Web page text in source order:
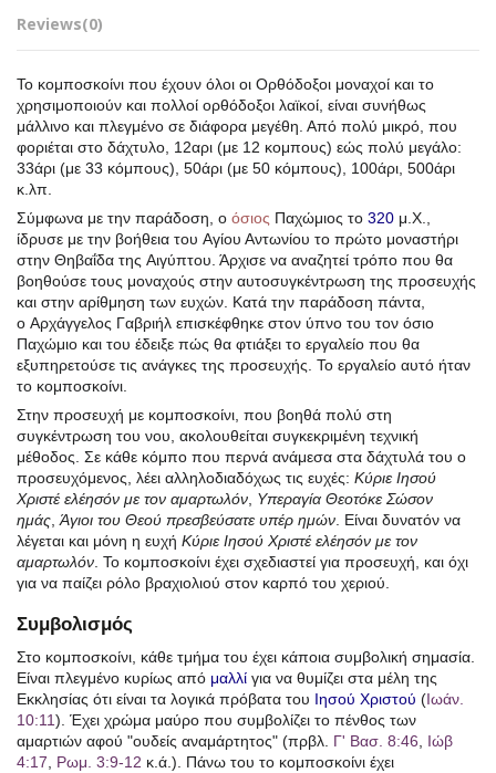
Reviews(0)
Το κομποσκοίνι που έχουν όλοι οι Ορθόδοξοι μοναχοί και το
χρησιμοποιούν και πολλοί ορθόδοξοι λαϊκοί, είναι συνήθως
μάλλινο και πλεγμένο σε διάφορα μεγέθη. Από πολύ μικρό, που
φοριέται στο δάχτυλο, 12αρι (με 12 κομπους) εώς πολύ μεγάλο:
33άρι (με 33 κόμπους), 50άρι (με 50 κόμπους), 100άρι, 500άρι
κ.λπ.
Σύμφωνα με την παράδοση, ο όσιος Παχώμιος το 320 μ.Χ.,
ίδρυσε με την βοήθεια του Αγίου Αντωνίου το πρώτο μοναστήρι
στην Θηβαΐδα της Αιγύπτου. Άρχισε να αναζητεί τρόπο που θα
βοηθούσε τους μοναχούς στην αυτοσυγκέντρωση της προσευχής
και στην αρίθμηση των ευχών. Κατά την παράδοση πάντα,
ο Αρχάγγελος Γαβριήλ επισκέφθηκε στον ύπνο του τον όσιο
Παχώμιο και του έδειξε πώς θα φτιάξει το εργαλείο που θα
εξυπηρετούσε τις ανάγκες της προσευχής. Το εργαλείο αυτό ήταν
το κομποσκοίνι.
Στην προσευχή με κομποσκοίνι, που βοηθά πολύ στη
συγκέντρωση του νου, ακολουθείται συγκεκριμένη τεχνική
μέθοδος. Σε κάθε κόμπο που περνά ανάμεσα στα δάχτυλά του ο
προσευχόμενος, λέει αλληλοδιαδόχως τις ευχές: Κύριε Ιησού
Χριστέ ελέησόν με τον αμαρτωλόν Υπεραγία Θεοτόκε Σώσον
ημάς Άγιοι του Θεού πρεσβεύσατε υπέρ ημών . Είναι δυνατόν να
λέγεται και μόνη η ευχή Κύριε Ιησού Χριστέ ελέησόν με τον
αμαρτωλόν . Το κομποσκοίνι έχει σχεδιαστεί για προσευχή, και όχι
για να παίζει ρόλο βραχιολιού στον καρπό του χεριού.
Συμβολισμός
Στο κομποσκοίνι, κάθε τμήμα του έχει κάποια συμβολική σημασία.
Είναι πλεγμένο κυρίως από μαλλί για να θυμίζει στα μέλη της
Εκκλησίας ότι είναι τα λογικά πρόβατα του Ιησού Χριστού (Ιωάν.
10:11). Έχει χρώμα μαύρο που συμβολίζει το πένθος των
αμαρτιών αφού "ουδείς αναμάρτητος" (πρβλ. Γ' Βασ. 8:46, Ιώβ
4:17, Ρωμ. 3:9-12 κ.ά.). Πάνω του το κομποσκοίνι έχει